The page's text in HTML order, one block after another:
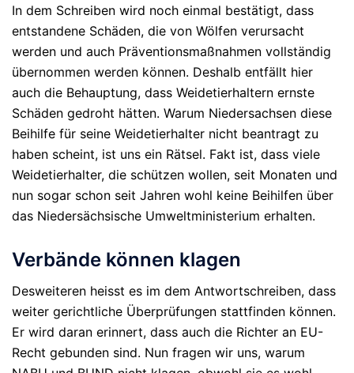
In dem Schreiben wird noch einmal bestätigt, dass
entstandene Schäden, die von Wölfen verursacht
werden und auch Präventionsmaßnahmen vollständig
übernommen werden können. Deshalb entfällt hier
auch die Behauptung, dass Weidetierhaltern ernste
Schäden gedroht hätten. Warum Niedersachsen diese
Beihilfe für seine Weidetierhalter nicht beantragt zu
haben scheint, ist uns ein Rätsel. Fakt ist, dass viele
Weidetierhalter, die schützen wollen, seit Monaten und
nun sogar schon seit Jahren wohl keine Beihilfen über
das Niedersächsische Umweltministerium erhalten.
Verbände können klagen
Desweiteren heisst es im dem Antwortschreiben, dass
weiter gerichtliche Überprüfungen stattfinden können.
Er wird daran erinnert, dass auch die Richter an EU-
Recht gebunden sind. Nun fragen wir uns, warum